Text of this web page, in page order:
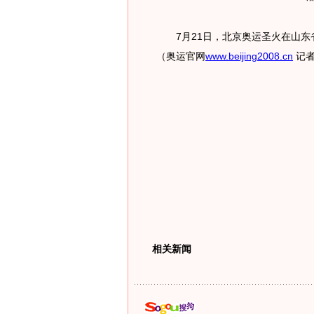
7月21日，北京奥运圣火在山东
（奥运官网www.beijing2008.cn 记
相关新闻